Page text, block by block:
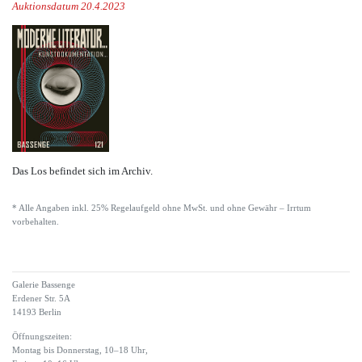
Auktionsdatum 20.4.2023
Das Los befindet sich im Archiv.
* Alle Angaben inkl. 25% Regelaufgeld ohne MwSt. und ohne Gewähr – Irrtum
vorbehalten.
Galerie Bassenge
Erdener Str. 5A
14193 Berlin
Öffnungszeiten:
Montag bis Donnerstag, 10–18 Uhr,